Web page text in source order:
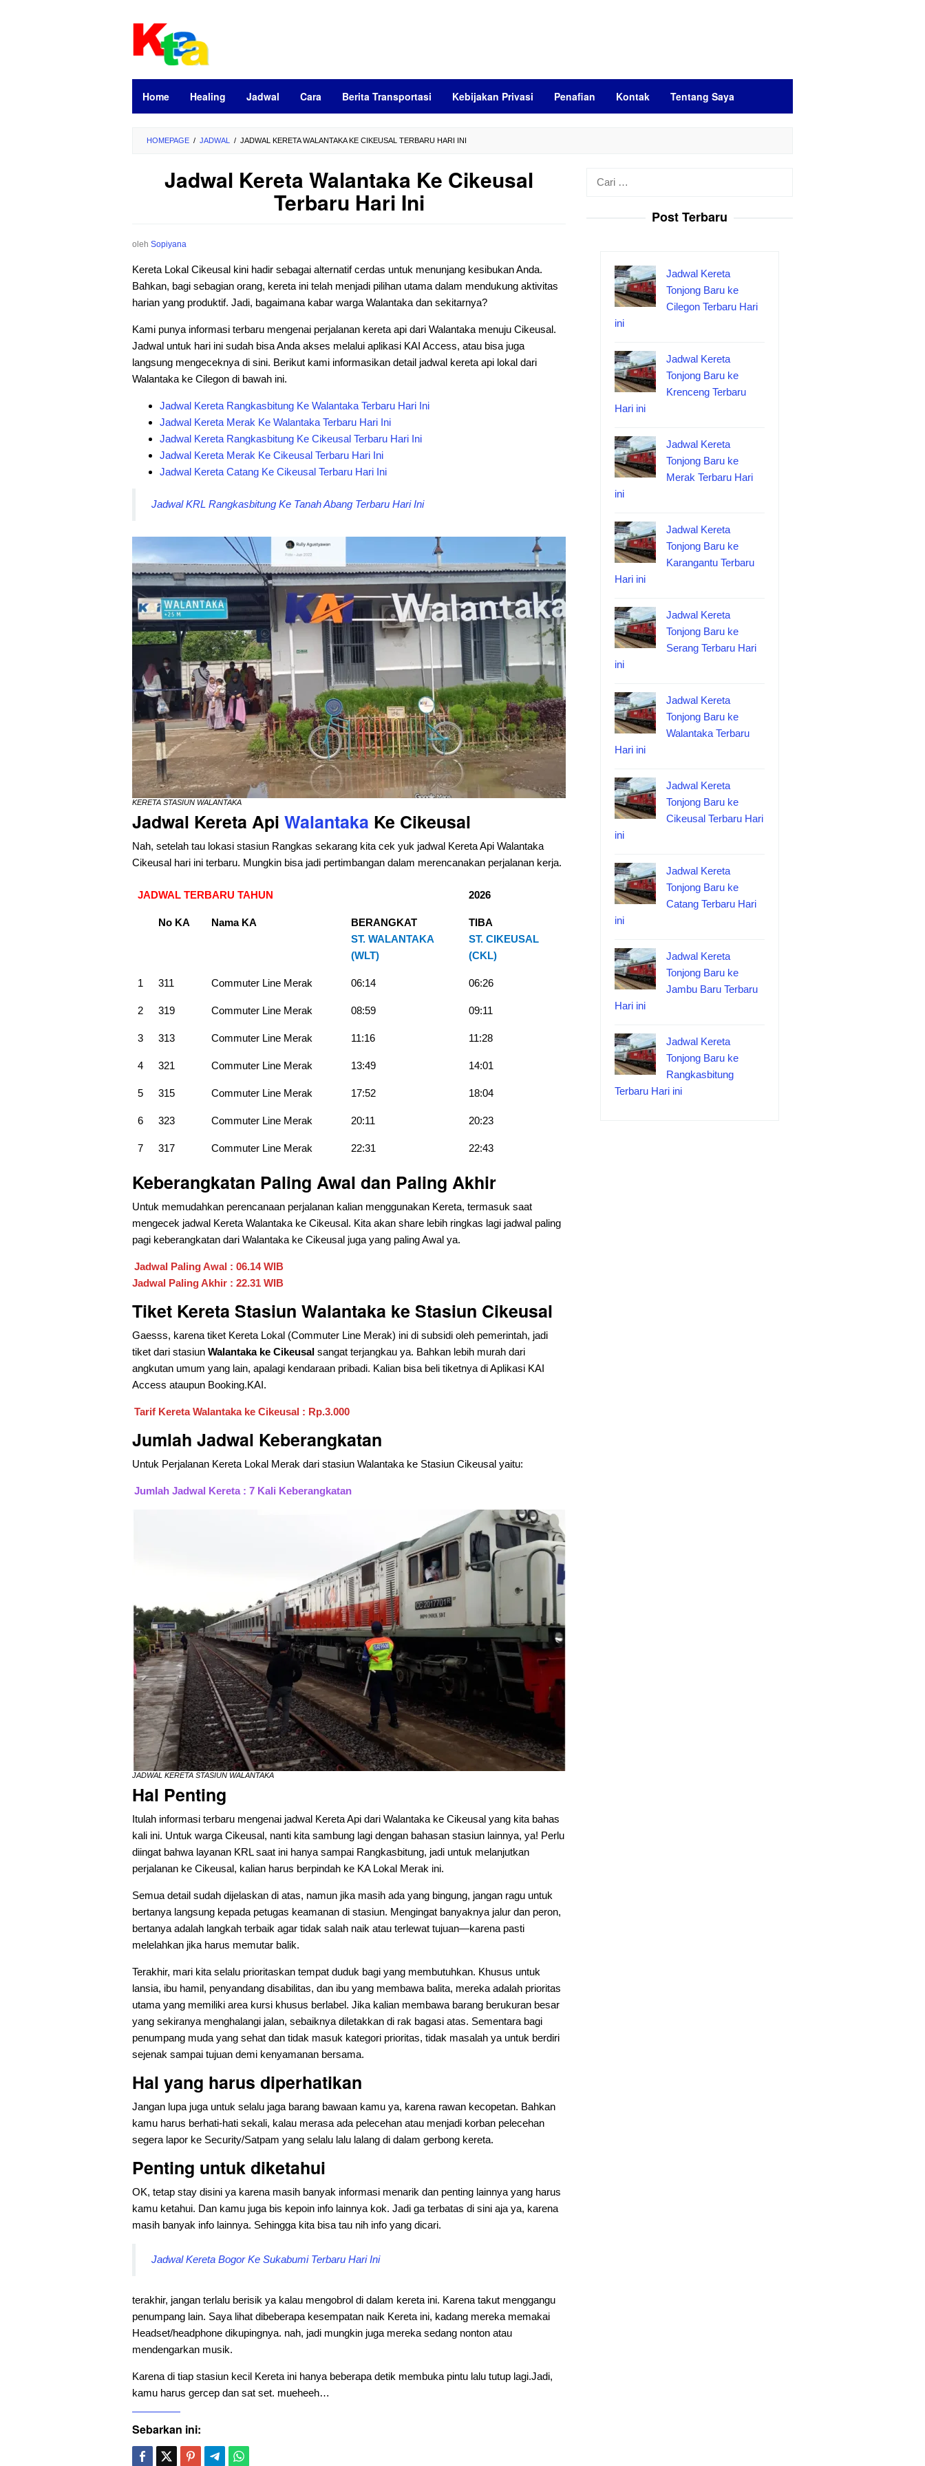
Home Healing Jadwal Cara Berita Transportasi Kebijakan Privasi Penafian Kontak Tentang Saya
HOMEPAGE / JADWAL / JADWAL KERETA WALANTAKA KE CIKEUSAL TERBARU HARI INI
Jadwal Kereta Walantaka Ke Cikeusal
Terbaru Hari Ini
oleh Sopiyana
Kereta Lokal Cikeusal kini hadir sebagai alternatif cerdas untuk menunjang kesibukan Anda.
Bahkan, bagi sebagian orang, kereta ini telah menjadi pilihan utama dalam mendukung aktivitas
harian yang produktif. Jadi, bagaimana kabar warga Walantaka dan sekitarnya?
Kami punya informasi terbaru mengenai perjalanan kereta api dari Walantaka menuju Cikeusal.
Jadwal untuk hari ini sudah bisa Anda akses melalui aplikasi KAI Access, atau bisa juga
langsung mengeceknya di sini. Berikut kami informasikan detail jadwal kereta api lokal dari
Walantaka ke Cilegon di bawah ini.
Jadwal Kereta Rangkasbitung Ke Walantaka Terbaru Hari Ini
Jadwal Kereta Merak Ke Walantaka Terbaru Hari Ini
Jadwal Kereta Rangkasbitung Ke Cikeusal Terbaru Hari Ini
Jadwal Kereta Merak Ke Cikeusal Terbaru Hari Ini
Jadwal Kereta Catang Ke Cikeusal Terbaru Hari Ini
Jadwal KRL Rangkasbitung Ke Tanah Abang Terbaru Hari Ini
KERETA STASIUN WALANTAKA
Jadwal Kereta Api Walantaka Ke Cikeusal
Nah, setelah tau lokasi stasiun Rangkas sekarang kita cek yuk jadwal Kereta Api Walantaka
Cikeusal hari ini terbaru. Mungkin bisa jadi pertimbangan dalam merencanakan perjalanan kerja.
JADWAL TERBARU TAHUN 2026
No KA Nama KA
BERANGKAT
ST. WALANTAKA
(WLT)
TIBA
ST. CIKEUSAL
(CKL)
1 311 Commuter Line Merak 06:14 06:26
2 319 Commuter Line Merak 08:59 09:11
3 313 Commuter Line Merak 11:16 11:28
4 321 Commuter Line Merak 13:49 14:01
5 315 Commuter Line Merak 17:52 18:04
6 323 Commuter Line Merak 20:11 20:23
7 317 Commuter Line Merak 22:31 22:43
Keberangkatan Paling Awal dan Paling Akhir
Untuk memudahkan perencanaan perjalanan kalian menggunakan Kereta, termasuk saat
mengecek jadwal Kereta Walantaka ke Cikeusal. Kita akan share lebih ringkas lagi jadwal paling
pagi keberangkatan dari Walantaka ke Cikeusal juga yang paling Awal ya.
Jadwal Paling Awal : 06.14 WIB
Jadwal Paling Akhir : 22.31 WIB
Tiket Kereta Stasiun Walantaka ke Stasiun Cikeusal
Gaesss, karena tiket Kereta Lokal (Commuter Line Merak) ini di subsidi oleh pemerintah, jadi
tiket dari stasiun Walantaka ke Cikeusal sangat terjangkau ya. Bahkan lebih murah dari
angkutan umum yang lain, apalagi kendaraan pribadi. Kalian bisa beli tiketnya di Aplikasi KAI
Access ataupun Booking.KAI.
Tarif Kereta Walantaka ke Cikeusal : Rp.3.000
Jumlah Jadwal Keberangkatan
Untuk Perjalanan Kereta Lokal Merak dari stasiun Walantaka ke Stasiun Cikeusal yaitu:
Jumlah Jadwal Kereta : 7 Kali Keberangkatan
JADWAL KERETA STASIUN WALANTAKA
Hal Penting
Itulah informasi terbaru mengenai jadwal Kereta Api dari Walantaka ke Cikeusal yang kita bahas
kali ini. Untuk warga Cikeusal, nanti kita sambung lagi dengan bahasan stasiun lainnya, ya! Perlu
diingat bahwa layanan KRL saat ini hanya sampai Rangkasbitung, jadi untuk melanjutkan
perjalanan ke Cikeusal, kalian harus berpindah ke KA Lokal Merak ini.
Semua detail sudah dijelaskan di atas, namun jika masih ada yang bingung, jangan ragu untuk
bertanya langsung kepada petugas keamanan di stasiun. Mengingat banyaknya jalur dan peron,
bertanya adalah langkah terbaik agar tidak salah naik atau terlewat tujuan—karena pasti
melelahkan jika harus memutar balik.
Terakhir, mari kita selalu prioritaskan tempat duduk bagi yang membutuhkan. Khusus untuk
lansia, ibu hamil, penyandang disabilitas, dan ibu yang membawa balita, mereka adalah prioritas
utama yang memiliki area kursi khusus berlabel. Jika kalian membawa barang berukuran besar
yang sekiranya menghalangi jalan, sebaiknya diletakkan di rak bagasi atas. Sementara bagi
penumpang muda yang sehat dan tidak masuk kategori prioritas, tidak masalah ya untuk berdiri
sejenak sampai tujuan demi kenyamanan bersama.
Hal yang harus diperhatikan
Jangan lupa juga untuk selalu jaga barang bawaan kamu ya, karena rawan kecopetan. Bahkan
kamu harus berhati-hati sekali, kalau merasa ada pelecehan atau menjadi korban pelecehan
segera lapor ke Security/Satpam yang selalu lalu lalang di dalam gerbong kereta.
Penting untuk diketahui
OK, tetap stay disini ya karena masih banyak informasi menarik dan penting lainnya yang harus
kamu ketahui. Dan kamu juga bis kepoin info lainnya kok. Jadi ga terbatas di sini aja ya, karena
masih banyak info lainnya. Sehingga kita bisa tau nih info yang dicari.
Jadwal Kereta Bogor Ke Sukabumi Terbaru Hari Ini
terakhir, jangan terlalu berisik ya kalau mengobrol di dalam kereta ini. Karena takut menggangu
penumpang lain. Saya lihat dibeberapa kesempatan naik Kereta ini, kadang mereka memakai
Headset/headphone dikupingnya. nah, jadi mungkin juga mereka sedang nonton atau
mendengarkan musik.
Karena di tiap stasiun kecil Kereta ini hanya beberapa detik membuka pintu lalu tutup lagi.Jadi,
kamu harus gercep dan sat set. mueheeh…
Sebarkan ini:
Post Terbaru
Jadwal Kereta
Tonjong Baru ke
Cilegon Terbaru Hari
ini
Jadwal Kereta
Tonjong Baru ke
Krenceng Terbaru
Hari ini
Jadwal Kereta
Tonjong Baru ke
Merak Terbaru Hari
ini
Jadwal Kereta
Tonjong Baru ke
Karangantu Terbaru
Hari ini
Jadwal Kereta
Tonjong Baru ke
Serang Terbaru Hari
ini
Jadwal Kereta
Tonjong Baru ke
Walantaka Terbaru
Hari ini
Jadwal Kereta
Tonjong Baru ke
Cikeusal Terbaru Hari
ini
Jadwal Kereta
Tonjong Baru ke
Catang Terbaru Hari
ini
Jadwal Kereta
Tonjong Baru ke
Jambu Baru Terbaru
Hari ini
Jadwal Kereta
Tonjong Baru ke
Rangkasbitung
Terbaru Hari ini